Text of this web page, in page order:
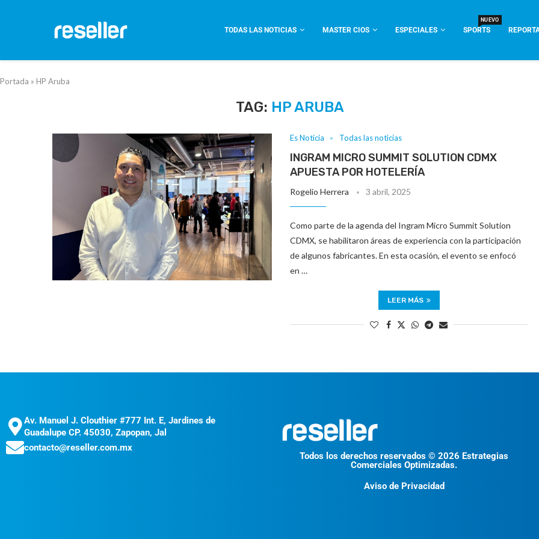
TODAS LAS NOTICIAS MASTER CIOS ESPECIALES SPORTS
NUEVO
Portada » HP Aruba
TAG: HP ARUBA
Es Noticia Todas las noticias
INGRAM MICRO SUMMIT SOLUTION CDMX
APUESTA POR HOTELERÍA
Rogelio Herrera 3 abril, 2025
Como parte de la agenda del Ingram Micro Summit Solution
CDMX, se habilitaron áreas de experiencia con la participación
de algunos fabricantes. En esta ocasión, el evento se enfocó
en …
LEER MÁS
Av. Manuel J. Clouthier #777 Int. E, Jardines de
Guadalupe CP. 45030, Zapopan, Jal
contacto@reseller.com.mx
Todos los derechos reservados © 2026 Estrategias
Comerciales Optimizadas.
Aviso de Privacidad